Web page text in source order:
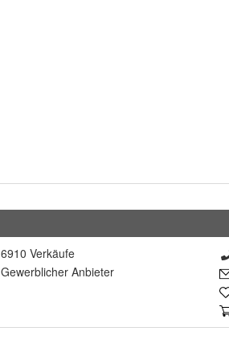
6910 Verkäufe
Gewerblicher Anbieter